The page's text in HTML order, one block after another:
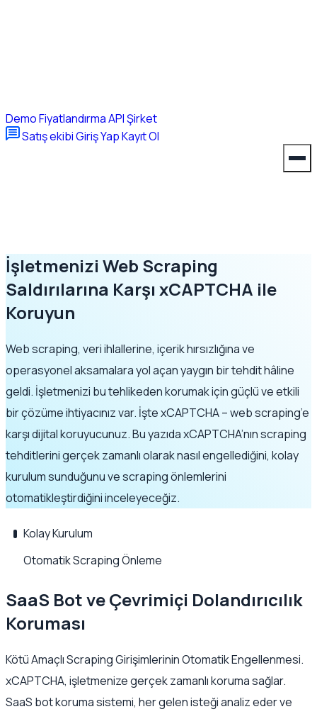
DemoFiyatlandırmaAPIŞirket
Satış ekibiGiriş YapKayıt Ol
İşletmenizi Web Scraping
Saldırılarına Karşı xCAPTCHA ile
Koruyun
Web scraping, veri ihlallerine, içerik hırsızlığına ve
operasyonel aksamalara yol açan yaygın bir tehdit hâline
geldi. İşletmenizi bu tehlikeden korumak için güçlü ve etkili
bir çözüme ihtiyacınız var. İşte xCAPTCHA – web scraping’e
karşı dijital koruyucunuz. Bu yazıda xCAPTCHA’nın scraping
tehditlerini gerçek zamanlı olarak nasıl engellediğini, kolay
kurulum sunduğunu ve scraping önlemlerini
otomatikleştirdiğini inceleyeceğiz.
Kolay Kurulum
Otomatik Scraping Önleme
SaaS Bot ve Çevrimiçi Dolandırıcılık
Koruması
Kötü Amaçlı Scraping Girişimlerinin Otomatik Engellenmesi.
xCAPTCHA, işletmenize gerçek zamanlı koruma sağlar.
SaaS bot koruma sistemi, her gelen isteği analiz eder ve